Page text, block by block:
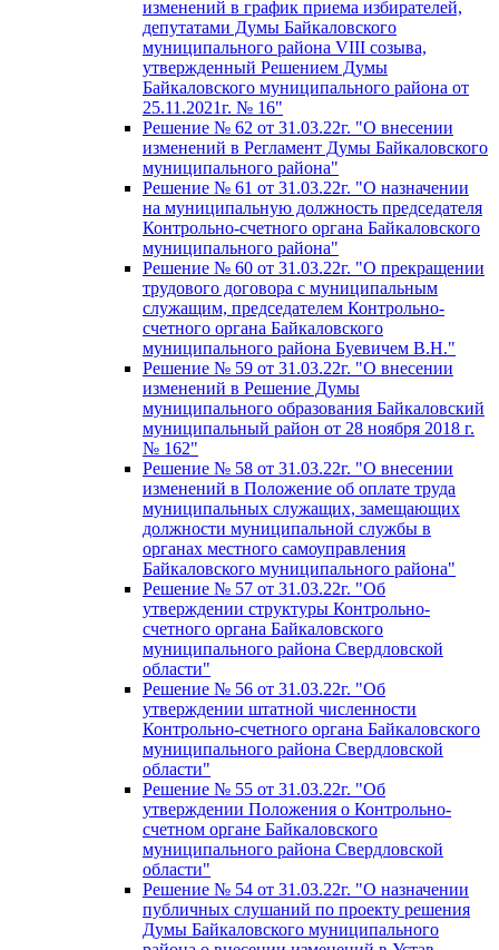
изменений в график приема избирателей,
депутатами Думы Байкаловского
муниципального района VIII созыва,
утвержденный Решением Думы
Байкаловского муниципального района от
25.11.2021г. № 16"
Решение № 62 от 31.03.22г. "О внесении
изменений в Регламент Думы Байкаловского
муниципального района"
Решение № 61 от 31.03.22г. "О назначении
на муниципальную должность председателя
Контрольно-счетного органа Байкаловского
муниципального района"
Решение № 60 от 31.03.22г. "О прекращении
трудового договора с муниципальным
служащим, председателем Контрольно-
счетного органа Байкаловского
муниципального района Буевичем В.Н."
Решение № 59 от 31.03.22г. "О внесении
изменений в Решение Думы
муниципального образования Байкаловский
муниципальный район от 28 ноября 2018 г.
№ 162"
Решение № 58 от 31.03.22г. "О внесении
изменений в Положение об оплате труда
муниципальных служащих, замещающих
должности муниципальной службы в
органах местного самоуправления
Байкаловского муниципального района"
Решение № 57 от 31.03.22г. "Об
утверждении структуры Контрольно-
счетного органа Байкаловского
муниципального района Свердловской
области"
Решение № 56 от 31.03.22г. "Об
утверждении штатной численности
Контрольно-счетного органа Байкаловского
муниципального района Свердловской
области"
Решение № 55 от 31.03.22г. "Об
утверждении Положения о Контрольно-
счетном органе Байкаловского
муниципального района Свердловской
области"
Решение № 54 от 31.03.22г. "О назначении
публичных слушаний по проекту решения
Думы Байкаловского муниципального